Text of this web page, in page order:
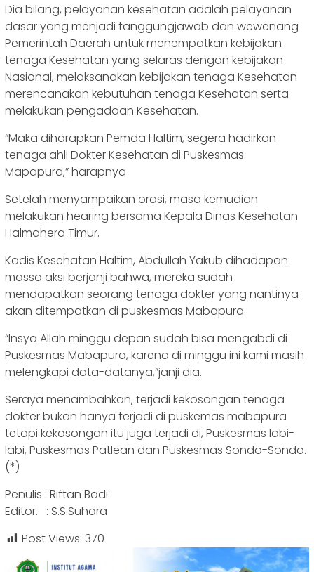
Dia bilang, pelayanan kesehatan adalah pelayanan
dasar yang menjadi tanggungjawab dan wewenang
Pemerintah Daerah untuk menempatkan kebijakan
tenaga Kesehatan yang selaras dengan kebijakan
Nasional, melaksanakan kebijakan tenaga Kesehatan
merencanakan kebutuhan tenaga Kesehatan serta
melakukan pengadaan Kesehatan.
“Maka diharapkan Pemda Haltim, segera hadirkan
tenaga ahli Dokter Kesehatan di Puskesmas
Mapapura,” harapnya
Setelah menyampaikan orasi, masa kemudian
melakukan hearing bersama Kepala Dinas Kesehatan
Halmahera Timur.
Kadis Kesehatan Haltim, Abdullah Yakub dihadapan
massa aksi berjanji bahwa, mereka sudah
mendapatkan seorang tenaga dokter yang nantinya
akan ditempatkan di puskesmas Mabapura.
“Insya Allah minggu depan sudah bisa mengabdi di
Puskesmas Mabapura, karena di minggu ini kami masih
melengkapi data-datanya,”janji dia.
Seraya menambahkan, terjadi kekosongan tenaga
dokter bukan hanya terjadi di puskemas mabapura
tetapi kekosongan itu juga terjadi di, Puskesmas labi-
labi, Puskesmas Patlean dan Puskesmas Sondo-Sondo.
(*)
Penulis : Riftan Badi
Editor. : S.S.Suhara
Post Views: 370